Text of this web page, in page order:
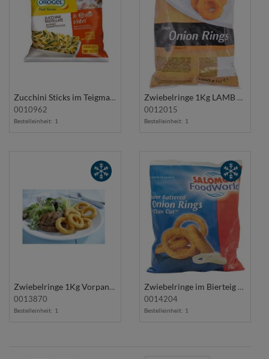
Zucchini Sticks im Teigmantel 1Kg OROGEL
0010962
Bestelleinheit: 1
Zwiebelringe 1Kg LAMB WESTON
0012015
Bestelleinheit: 1
Zwiebelringe 1Kg Vorpaniert AVIKO
0013870
Bestelleinheit: 1
Zwiebelringe im Bierteig 1Kg SALOMON
0014204
Bestelleinheit: 1